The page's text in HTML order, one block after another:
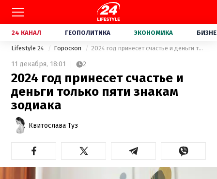
24 КАНАЛ ГЕОПОЛИТИКА ЭКОНОМИКА
Lifestyle 24 Гороскоп 2024 год принесет счастье и деньги только пяти знакам зодиака
11 декабря, 18:01 2
2024 год принесет счастье и
деньги только пяти знакам
зодиака
Квитослава Туз